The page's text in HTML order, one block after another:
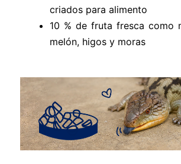
criados para alimento
10 % de fruta fresca como
melón, higos y moras